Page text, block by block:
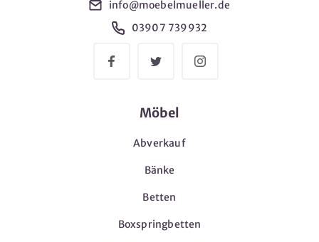
info@moebelmueller.de
03907 739932
Möbel
Abverkauf
Bänke
Betten
Boxspringbetten